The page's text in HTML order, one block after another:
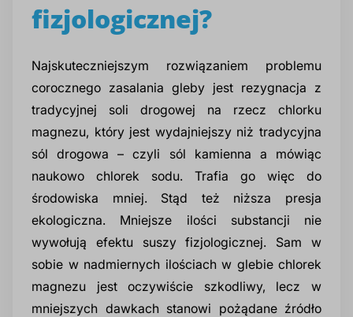
fizjologicznej?
Najskuteczniejszym rozwiązaniem problemu
corocznego zasalania gleby jest rezygnacja z
tradycyjnej soli drogowej na rzecz chlorku
magnezu, który jest wydajniejszy niż tradycyjna
sól drogowa – czyli sól kamienna a mówiąc
naukowo chlorek sodu. Trafia go więc do
środowiska mniej. Stąd też niższa presja
ekologiczna. Mniejsze ilości substancji nie
wywołują efektu suszy fizjologicznej. Sam w
sobie w nadmiernych ilościach w glebie chlorek
magnezu jest oczywiście szkodliwy, lecz w
mniejszych dawkach stanowi pożądane źródło